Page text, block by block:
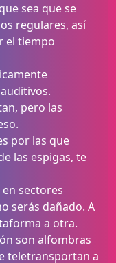
sea que se
regulares, así
el tiempo
pero las
por las que
las espigas, te
sectores
serás dañado. A
a otra.
son alfombras
teletransportan a